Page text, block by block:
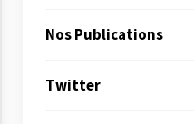
Nos Publications
Twitter